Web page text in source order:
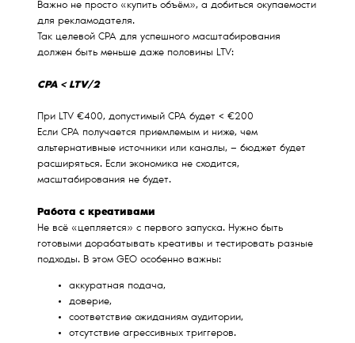
Важно не просто «купить объём», а добиться окупаемости
для рекламодателя.
Так целевой CPA для успешного масштабирования
должен быть меньше даже половины LTV:
CPA < LTV/2
При LTV €400, допустимый CPA будет < €200
Если CPA получается приемлемым и ниже, чем
альтернативные источники или каналы, — бюджет будет
расширяться. Если экономика не сходится,
масштабирования не будет.
Работа с креативами
Не всё «цепляется» с первого запуска. Нужно быть
готовыми дорабатывать креативы и тестировать разные
подходы. В этом GEO особенно важны:
аккуратная подача,
доверие,
соответствие ожиданиям аудитории,
отсутствие агрессивных триггеров.